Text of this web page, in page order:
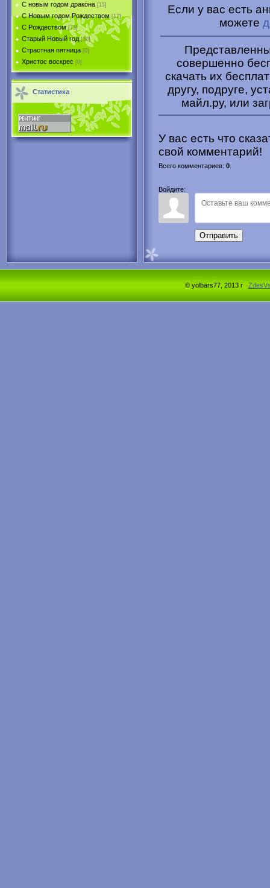
С новым годом дракона [15]
C Новым годом Рождеством [17]
С Рождеством [73]
Старый Новый год [30]
Страстная пятница [0]
Христоc воскрес [0]
Статистика
Если у вас есть
можете
совершенно
скачать их
другу, подруге,
майл.ру, или
У вас есть что
свой комментарий!
Всего комментариев: 0
Войдите:
Отправить
© yolbars77, 2013 г